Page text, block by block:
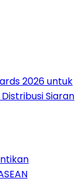
2026 untuk
Siaran